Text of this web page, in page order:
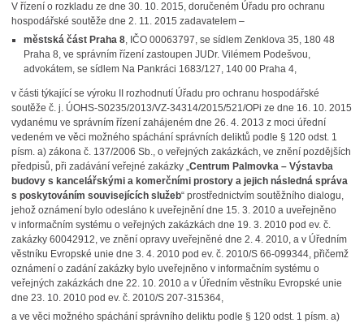
V řízení o rozkladu ze dne 30. 10. 2015, doručeném Úřadu pro ochranu
hospodářské soutěže dne 2. 11. 2015 zadavatelem –
městská část Praha 8, IČO 00063797, se sídlem Zenklova 35, 180 48
Praha 8, ve správním řízení zastoupen JUDr. Vilémem Podešvou,
advokátem, se sídlem Na Pankráci 1683/127, 140 00 Praha 4,
v části týkající se výroku II rozhodnutí Úřadu pro ochranu hospodářské
soutěže č. j. ÚOHS-S0235/2013/VZ-34314/2015/521/OPi ze dne 16. 10. 2015
vydanému ve správním řízení zahájeném dne 26. 4. 2013 z moci úřední
vedeném ve věci možného spáchání správních deliktů podle § 120 odst. 1
písm. a) zákona č. 137/2006 Sb., o veřejných zakázkách, ve znění pozdějších
předpisů, při zadávání veřejné zakázky „Centrum Palmovka – Výstavba
budovy s kancelářskými a komerčními prostory a jejich následná správa
s poskytováním souvisejících služeb“ prostřednictvím soutěžního dialogu,
jehož oznámení bylo odesláno k uveřejnění dne 15. 3. 2010 a uveřejněno
v informačním systému o veřejných zakázkách dne 19. 3. 2010 pod ev. č.
zakázky 60042912, ve znění opravy uveřejněné dne 2. 4. 2010, a v Úředním
věstníku Evropské unie dne 3. 4. 2010 pod ev. č. 2010/S 66-099344, přičemž
oznámení o zadání zakázky bylo uveřejněno v informačním systému o
veřejných zakázkách dne 22. 10. 2010 a v Úředním věstníku Evropské unie
dne 23. 10. 2010 pod ev. č. 2010/S 207-315364,
a ve věci možného spáchání správního deliktu podle § 120 odst. 1 písm. a)